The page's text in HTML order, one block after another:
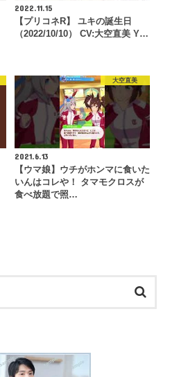
2022.11.15
【プリコネR】 ユキの誕生日
（2022/10/10） CV:大空直美 Y…
大空直美
2021.6.13
【ウマ娘】ウチがホンマに食いた
いんはコレや！ タマモクロスが
食べ放題で照…